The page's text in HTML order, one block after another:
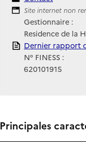
Site Internet
Site internet non
Gestionnaire :
Residence de la
Rapport HAS
Dernier rapport
N° FINESS :
620101915
Principales